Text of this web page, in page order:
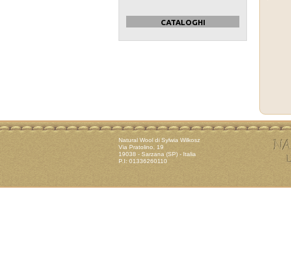
CATALOGHI
Natural Wool di Sylwia Wilkosz
Via Pratolino, 19
19038 - Sarzana (SP) - Italia
P.I: 01336260110